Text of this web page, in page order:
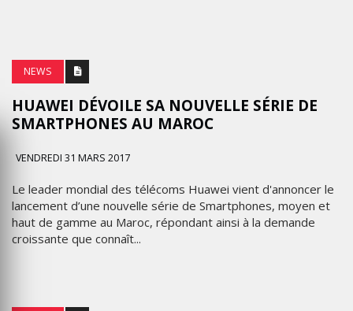
NEWS
HUAWEI DÉVOILE SA NOUVELLE SÉRIE DE
SMARTPHONES AU MAROC
VENDREDI 31 MARS 2017
Le leader mondial des télécoms Huawei vient d'annoncer le
lancement d’une nouvelle série de Smartphones, moyen et
haut de gamme au Maroc, répondant ainsi à la demande
croissante que connaît...